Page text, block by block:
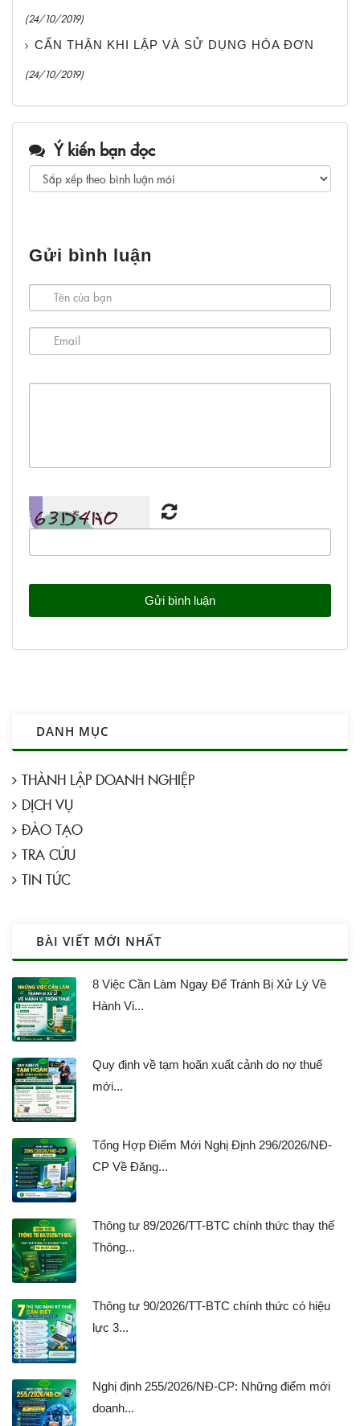
(24/10/2019)
CẨN THẬN KHI LẬP VÀ SỬ DỤNG HÓA ĐƠN
(24/10/2019)
Ý kiến bạn đọc
Gửi bình luận
DANH MỤC
THÀNH LẬP DOANH NGHIỆP
DỊCH VỤ
ĐÀO TẠO
TRA CỨU
TIN TỨC
BÀI VIẾT MỚI NHẤT
8 Việc Cần Làm Ngay Để Tránh Bị Xử Lý Về
Hành Vi...
Quy định về tạm hoãn xuất cảnh do nợ thuế
mới...
Tổng Hợp Điểm Mới Nghị Định 296/2026/NĐ-
CP Về Đăng...
Thông tư 89/2026/TT-BTC chính thức thay thế
Thông...
Thông tư 90/2026/TT-BTC chính thức có hiệu
lực 3...
Nghị định 255/2026/NĐ-CP: Những điểm mới
doanh...